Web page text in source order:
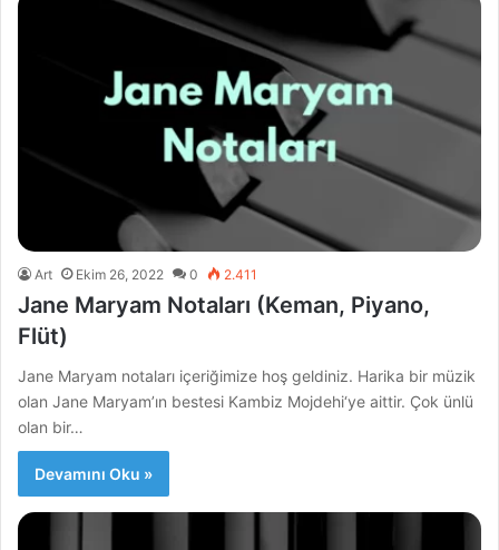
Art Ekim 26, 2022 0 2.411
Jane Maryam Notaları (Keman, Piyano,
Flüt)
Jane Maryam notaları içeriğimize hoş geldiniz. Harika bir müzik
olan Jane Maryam’ın bestesi Kambiz Mojdehi‘ye aittir. Çok ünlü
olan bir…
Devamını Oku »